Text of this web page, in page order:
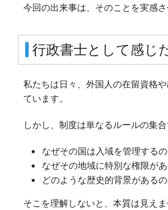
今回の出来事は、そのことを実感さ
行政書士として感じ
私たちは日々、外国人の在留資格
ています。
しかし、制度は単なるルールの集合
なぜその国は入域を管理する
なぜその地域に特別な権限が
どのような歴史的背景がある
そこを理解しないと、本質は見えま